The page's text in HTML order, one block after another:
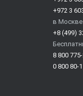
+972 3
в Москве
+8 (499)
8 800
0 800 80-